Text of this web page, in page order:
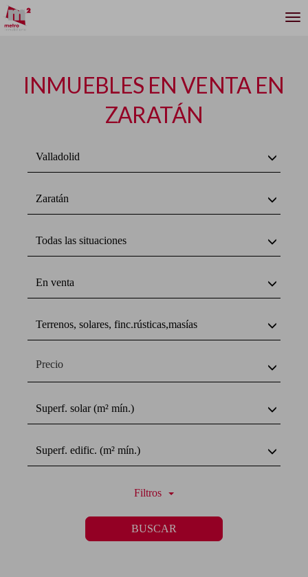
INMUEBLES EN VENTA EN
ZARATÁN
Valladolid
Zaratán
Todas las situaciones
En venta
Terrenos, solares, finc.rústicas,masías
Precio
Superf. solar (m² mín.)
Superf. edific. (m² mín.)
Filtros
BUSCAR